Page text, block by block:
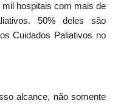
hospitais com mais de
50% deles são
Cuidados Paliativos no
alcance, não somente